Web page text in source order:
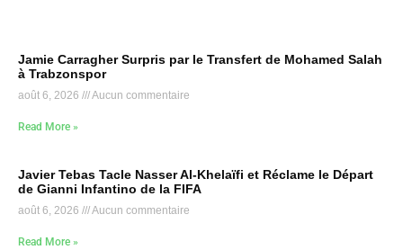
Jamie Carragher Surpris par le Transfert de Mohamed Salah
à Trabzonspor
août 6, 2026 Aucun commentaire
Read More »
Javier Tebas Tacle Nasser Al-Khelaïfi et Réclame le Départ
de Gianni Infantino de la FIFA
août 6, 2026 Aucun commentaire
Read More »